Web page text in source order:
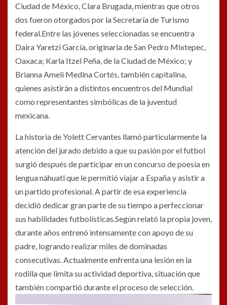
Ciudad de México, Clara Brugada, mientras que otros
dos fueron otorgados por la Secretaría de Turismo
federal.Entre las jóvenes seleccionadas se encuentra
Daira Yaretzi García, originaria de San Pedro Mixtepec,
Oaxaca; Karla Itzel Peña, de la Ciudad de México; y
Brianna Ameli Medina Cortés, también capitalina,
quienes asistirán a distintos encuentros del Mundial
como representantes simbólicas de la juventud
mexicana.
La historia de Yolett Cervantes llamó particularmente la
atención del jurado debido a que su pasión por el futbol
surgió después de participar en un concurso de poesía en
lengua náhuatl que le permitió viajar a España y asistir a
un partido profesional. A partir de esa experiencia
decidió dedicar gran parte de su tiempo a perfeccionar
sus habilidades futbolísticas.Según relató la propia joven,
durante años entrenó intensamente con apoyo de su
padre, logrando realizar miles de dominadas
consecutivas. Actualmente enfrenta una lesión en la
rodilla que limita su actividad deportiva, situación que
también compartió durante el proceso de selección.